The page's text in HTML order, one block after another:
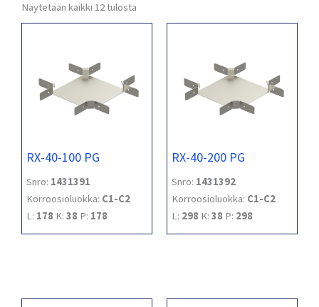
Yhteystiedot
Näytetään kaikki 12 tulosta
RX-40-100 PG
Snro: 1431391
Korroosioluokka: C1-C2
L: 178 K: 38 P: 178
RX-40-200 PG
Snro: 1431392
Korroosioluokka: C1-C2
L: 298 K: 38 P: 298